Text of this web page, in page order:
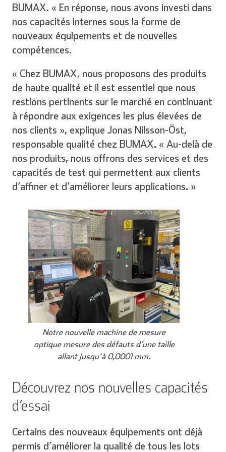
BUMAX. « En réponse, nous avons investi dans
nos capacités internes sous la forme de
nouveaux équipements et de nouvelles
compétences.
« Chez BUMAX, nous proposons des produits
de haute qualité et il est essentiel que nous
restions pertinents sur le marché en continuant
à répondre aux exigences les plus élevées de
nos clients », explique Jonas Nilsson-Öst,
responsable qualité chez BUMAX. « Au-delà de
nos produits, nous offrons des services et des
capacités de test qui permettent aux clients
d’affiner et d’améliorer leurs applications. »
Notre nouvelle machine de mesure
optique mesure des défauts d’une taille
allant jusqu’à 0,0001 mm.
Découvrez nos nouvelles capacités
d’essai
Certains des nouveaux équipements ont déjà
permis d’améliorer la qualité de tous les lots